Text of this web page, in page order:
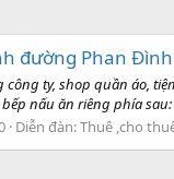
đường Phan
ty, shop quần áo,
nấu ăn riêng phía
Diễn đàn:Thuê ,cho